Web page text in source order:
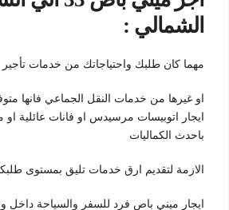
الشمالي :
مهما كان طلبك واحتياجاتك من خدمات تأجير
او غيرها من خدمات النقل الجماعي فانها
ايجار اتوبيسات مرسيدس او فانات عائلية
باحدث الكماليات
الازمة لتقديم ارق خدمات تليق بمستوى
ايجار ميني باص فرد للسفر والسياحة داخل